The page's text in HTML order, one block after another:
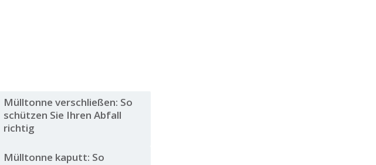
Mülltonne verschließen: So
schützen Sie Ihren Abfall
richtig
Mülltonne kaputt: So